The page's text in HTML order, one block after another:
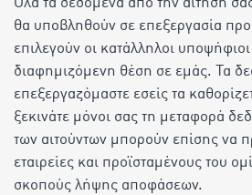
Όλα τα δεδομένα από την αίτησή
θα υποβληθούν σε επεξεργασία
επιλεγούν οι κατάλληλοι υποψήφιοι
διαφημιζόμενη θέση σε εμάς. Τα
επεξεργαζόμαστε εσείς τα
ξεκινάτε μόνοι σας τη μεταφορά
των αιτούντων μπορούν επίσης να
εταιρείες και προϊσταμένους του
σκοπούς λήψης αποφάσεων.